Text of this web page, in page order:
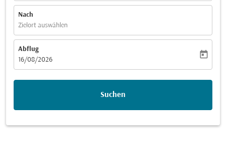
Nach
Zielort auswählen
Abflug
fc-booking-departure-date-aria-label
16/08/2026
today
Suchen